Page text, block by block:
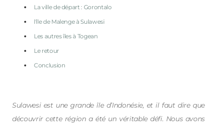
La ville de départ : Gorontalo
l'île de Malenge à Sulawesi
Les autres îles à Togean
Le retour
Conclusion
Sulawesi est une grande île d’Indonésie, et il faut dire que
découvrir cette région a été un véritable défi. Nous avons